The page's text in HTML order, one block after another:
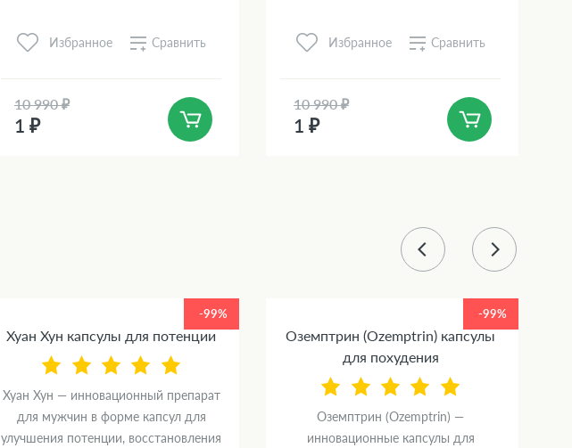
Избранное Сравнить
10 990 ₽
1 ₽
Избранное Сравнить
10 990 ₽
1 ₽
-99%
Хуан Хун капсулы для потенции
Хуан Хун — инновационный препарат
для мужчин в форме капсул для
улучшения потенции, восстановления
-99%
Оземптрин (Ozemptrin) капсулы
для похудения
Оземптрин (Ozemptrin) —
инновационные капсулы для